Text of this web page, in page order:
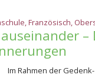
Französisch
–
Im Rahmen der